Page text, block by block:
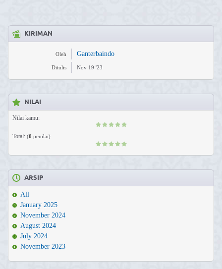
KIRIMAN
Oleh Ganterbaindo
Ditulis Nov 19 '23
NILAI
Nilai kamu:
Total: (0 penilai)
ARSIP
All
January 2025
November 2024
August 2024
July 2024
November 2023